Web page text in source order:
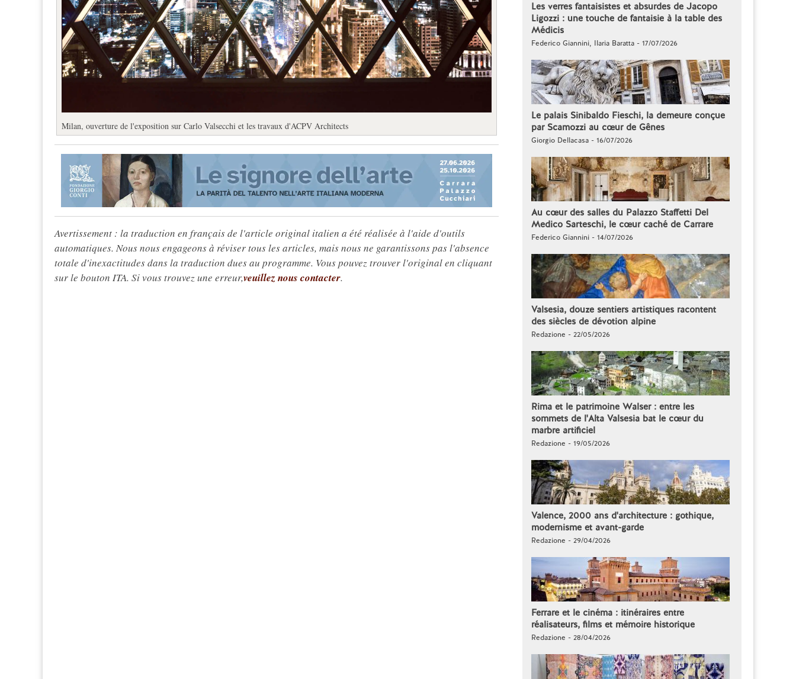
Milan, ouverture de l'exposition sur Carlo Valsecchi et les travaux d'ACPV Architects
Avertissement : la traduction en français de l'article original italien a été réalisée à l'aide d'outils
automatiques. Nous nous engageons à réviser tous les articles, mais nous ne garantissons pas l'absence
totale d'inexactitudes dans la traduction dues au programme. Vous pouvez trouver l'original en cliquant
sur le bouton ITA. Si vous trouvez une erreur,veuillez nous contacter.
Les verres fantaisistes et absurdes de Jacopo
Ligozzi : une touche de fantaisie à la table des
Médicis
Federico Giannini, Ilaria Baratta - 17/07/2026
Le palais Sinibaldo Fieschi, la demeure conçue
par Scamozzi au cœur de Gênes
Giorgio Dellacasa - 16/07/2026
Au cœur des salles du Palazzo Staffetti Del
Medico Sarteschi, le cœur caché de Carrare
Federico Giannini - 14/07/2026
Valsesia, douze sentiers artistiques racontent
des siècles de dévotion alpine
Redazione - 22/05/2026
Rima et le patrimoine Walser : entre les
sommets de l'Alta Valsesia bat le cœur du
marbre artificiel
Redazione - 19/05/2026
Valence, 2000 ans d'architecture : gothique,
modernisme et avant-garde
Redazione - 29/04/2026
Ferrare et le cinéma : itinéraires entre
réalisateurs, films et mémoire historique
Redazione - 28/04/2026